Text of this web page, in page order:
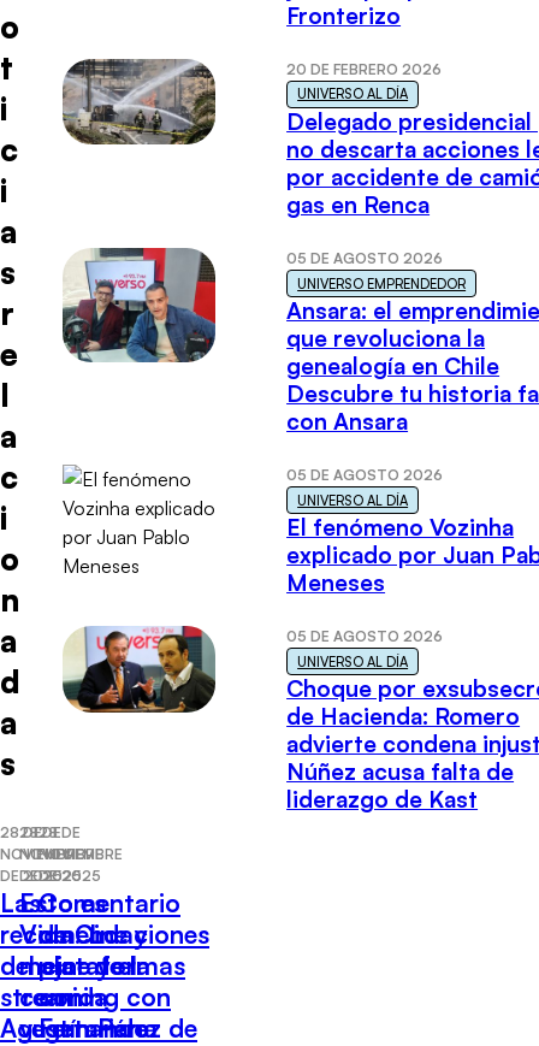
o
t
i
c
i
a
s
r
e
l
a
c
i
o
n
a
d
a
s
28 DE
NOVIEMBRE
DE 2025
Las
recomendaciones
del cine y el
streaming con
Agustín Pérez de
28 DE
NOVIEMBRE
DE 2025
Esto es
Vida: Lo
mejor de la
comida
vegetariana
28 DE
NOVIEMBRE
DE 2025
Comentario
de Cine y
plataformas
con
Fernando
Fronterizo
20 DE FEBRERO 2026
UNIVERSO AL DÍA
Delegado presidencial
no descarta acciones
por accidente de
gas en Renca
05 DE AGOSTO 2026
UNIVERSO EMPRENDEDOR
Ansara: el
que revoluciona la
genealogía en Chile
Descubre tu historia
con Ansara
05 DE AGOSTO 2026
UNIVERSO AL DÍA
El fenómeno Vozinha
explicado por Juan
Meneses
05 DE AGOSTO 2026
UNIVERSO AL DÍA
Choque por
de Hacienda: Romero
advierte condena
Núñez acusa falta de
liderazgo de Kast